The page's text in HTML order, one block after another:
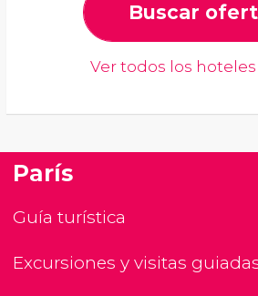
Buscar
Ver todos los
París
Guía turística
Excursiones y visitas